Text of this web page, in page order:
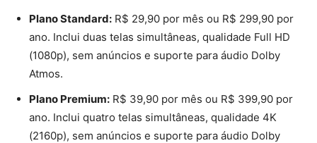
Plano Standard: R$ 29,90 por mês ou R$ 299,90 por
ano. Inclui duas telas simultâneas, qualidade Full HD
(1080p), sem anúncios e suporte para áudio Dolby
Atmos.
Plano Premium: R$ 39,90 por mês ou R$ 399,90 por
ano. Inclui quatro telas simultâneas, qualidade 4K
(2160p), sem anúncios e suporte para áudio Dolby